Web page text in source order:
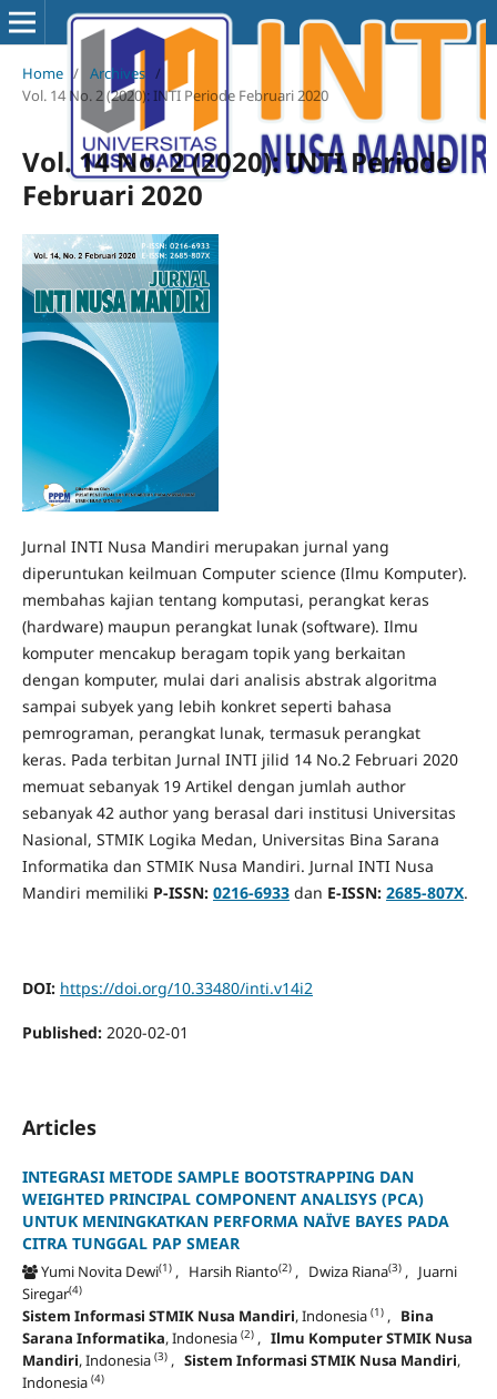
Home / Archives /
Vol. 14 No. 2 (2020): INTI Periode Februari 2020
Vol. 14 No. 2 (2020): INTI Periode
Februari 2020
Jurnal INTI Nusa Mandiri merupakan jurnal yang
diperuntukan keilmuan Computer science (Ilmu Komputer).
membahas kajian tentang komputasi, perangkat keras
(hardware) maupun perangkat lunak (software). Ilmu
komputer mencakup beragam topik yang berkaitan
dengan komputer, mulai dari analisis abstrak algoritma
sampai subyek yang lebih konkret seperti bahasa
pemrograman, perangkat lunak, termasuk perangkat
keras. Pada terbitan Jurnal INTI jilid 14 No.2 Februari 2020
memuat sebanyak 19 Artikel dengan jumlah author
sebanyak 42 author yang berasal dari institusi Universitas
Nasional, STMIK Logika Medan, Universitas Bina Sarana
Informatika dan STMIK Nusa Mandiri. Jurnal INTI Nusa
Mandiri memiliki P-ISSN: 0216-6933dan E-ISSN: 2685-807X.
DOI: https://doi.org/10.33480/inti.v14i2
Published: 2020-02-01
Articles
INTEGRASI METODE SAMPLE BOOTSTRAPPING DAN
WEIGHTED PRINCIPAL COMPONENT ANALISYS (PCA)
UNTUK MENINGKATKAN PERFORMA NAÏVE BAYES PADA
CITRA TUNGGAL PAP SMEAR
Yumi Novita Dewi(1), Harsih Rianto(2), Dwiza Riana(3), Juarni
Siregar(4)
Sistem Informasi STMIK Nusa Mandiri, Indonesia (1), Bina
Sarana Informatika, Indonesia (2), Ilmu Komputer STMIK Nusa
Mandiri, Indonesia (3), Sistem Informasi STMIK Nusa Mandiri,
Indonesia (4)